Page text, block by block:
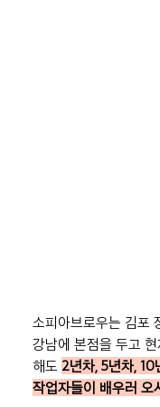
소피아브로우는 김포
강남에 본점을 두고
해도 2년차, 5년차, 10
작업자들이 배우러 오